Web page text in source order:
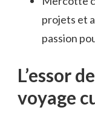
projets et
passion
L’essor
voyage